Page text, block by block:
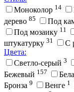
Моноколор 14
дерево 85 Под
Под мозаику 11
штукатурку 31 С
Цвета:
Cветло-серый 3
Бежевый 157
Бронза 9 Венге 1